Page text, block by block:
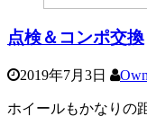
点検＆コンポ交換
2019年7月3日
ホイールもかなりの